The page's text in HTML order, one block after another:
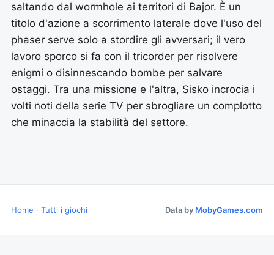
saltando dal wormhole ai territori di Bajor. È un
titolo d'azione a scorrimento laterale dove l'uso del
phaser serve solo a stordire gli avversari; il vero
lavoro sporco si fa con il tricorder per risolvere
enigmi o disinnescando bombe per salvare
ostaggi. Tra una missione e l'altra, Sisko incrocia i
volti noti della serie TV per sbrogliare un complotto
che minaccia la stabilità del settore.
Home · Tutti i giochi Data by MobyGames.com